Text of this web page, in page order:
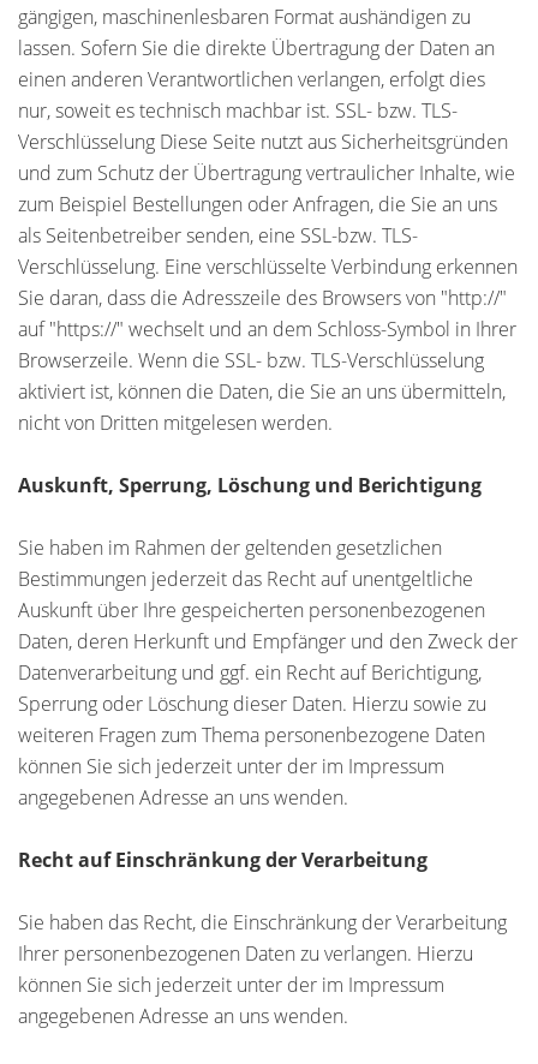
gängigen, maschinenlesbaren Format aushändigen zu
lassen. Sofern Sie die direkte Übertragung der Daten an
einen anderen Verantwortlichen verlangen, erfolgt dies
nur, soweit es technisch machbar ist. SSL- bzw. TLS-
Verschlüsselung Diese Seite nutzt aus Sicherheitsgründen
und zum Schutz der Übertragung vertraulicher Inhalte, wie
zum Beispiel Bestellungen oder Anfragen, die Sie an uns
als Seitenbetreiber senden, eine SSL-bzw. TLS-
Verschlüsselung. Eine verschlüsselte Verbindung erkennen
Sie daran, dass die Adresszeile des Browsers von "http://"
auf "https://" wechselt und an dem Schloss-Symbol in Ihrer
Browserzeile. Wenn die SSL- bzw. TLS-Verschlüsselung
aktiviert ist, können die Daten, die Sie an uns übermitteln,
nicht von Dritten mitgelesen werden.
Auskunft, Sperrung, Löschung und Berichtigung
Sie haben im Rahmen der geltenden gesetzlichen
Bestimmungen jederzeit das Recht auf unentgeltliche
Auskunft über Ihre gespeicherten personenbezogenen
Daten, deren Herkunft und Empfänger und den Zweck der
Datenverarbeitung und ggf. ein Recht auf Berichtigung,
Sperrung oder Löschung dieser Daten. Hierzu sowie zu
weiteren Fragen zum Thema personenbezogene Daten
können Sie sich jederzeit unter der im Impressum
angegebenen Adresse an uns wenden.
Recht auf Einschränkung der Verarbeitung
Sie haben das Recht, die Einschränkung der Verarbeitung
Ihrer personenbezogenen Daten zu verlangen. Hierzu
können Sie sich jederzeit unter der im Impressum
angegebenen Adresse an uns wenden.